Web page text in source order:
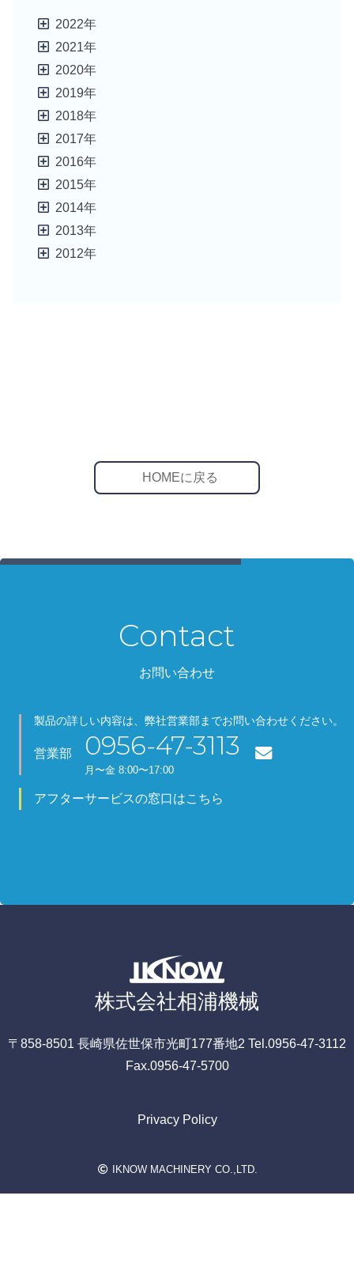
2022年
2021年
2020年
2019年
2018年
2017年
2016年
2015年
2014年
2013年
2012年
HOMEに戻る
Contact
お問い合わせ
製品の詳しい内容は、弊社営業部までお問い合わせください。
営業部 0956-47-3113
月 〜金 8:00〜17:00
アフターサービスの窓口はこちら
株式会社相浦機械
〒858-8501 長崎県佐世保市光町177番地2 Tel.0956-47-3112
Fax.0956-47-5700
Privacy Policy
IKNOW MACHINERY CO.,LTD.